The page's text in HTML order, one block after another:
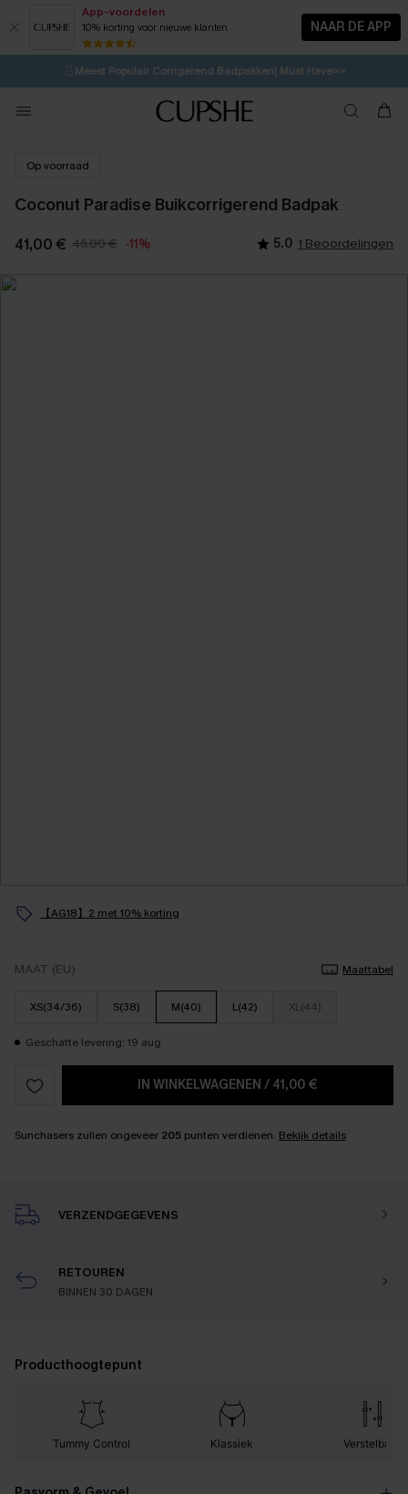
App-voordelen
10% korting voor nieuwe klanten NAAR DE APP
⚡️LAATSTE KANS | Tot 50% korting>>
🩱Meest Populair Corrigerend Badpakken| Must Have>>
💌Abonneer je & ontvang tot 15% korting>>
Koop 3, krijg 15% korting | CODE: SW15 1D:13H:34M:46S
Op voorraad
Coconut Paradise Buikcorrigerend Badpak
41,00 € 46,00 € -11% 5.0 1 Beoordelingen
【AG18】2 met 10% korting
MAAT (EU) Maattabel
XS(34/36) S(38) M(40) L(42) XL(44)
Geschatte levering: 19 aug.
IN WINKELWAGENEN / 41,00 €
Sunchasers zullen ongeveer 205 punten verdienen. Bekijk details
VERZENDGEGEVENS
RETOUREN
BINNEN 30 DAGEN
Producthoogtepunt
Tummy Control Klassiek Verstelbaar